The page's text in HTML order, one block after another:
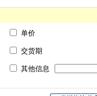
单价
交货期
其他信息